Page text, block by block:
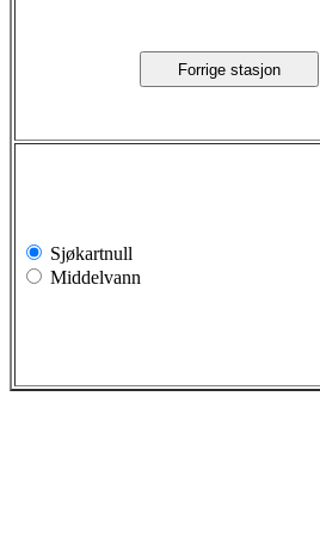
Forrige stasjon
Sjøkartnull
Middelvann